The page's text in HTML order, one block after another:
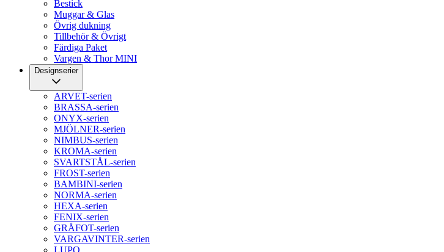
Bestick
Muggar & Glas
Övrig dukning
Tillbehör & Övrigt
Färdiga Paket
Vargen & Thor MINI
Designserier
ARVET-serien
BRASSA-serien
ONYX-serien
MJÖLNER-serien
NIMBUS-serien
KROMA-serien
SVARTSTÅL-serien
FROST-serien
BAMBINI-serien
NORMA-serien
HEXA-serien
FENIX-serien
GRÅFOT-serien
VARGAVINTER-serien
LUPO